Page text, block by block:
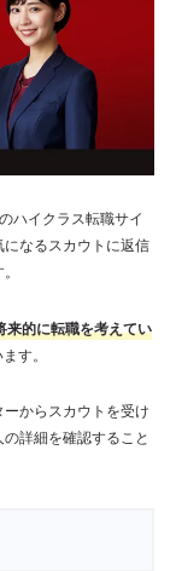
ハイクラス転職サイ
になるスカウトに返信
来的に転職を考えてい
す。
ーからスカウトを受け
詳細を確認すること